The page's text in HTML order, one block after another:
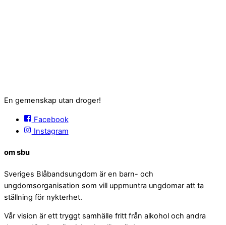
En gemenskap utan droger!
Facebook
Instagram
om sbu
Sveriges Blåbandsungdom är en barn- och
ungdomsorganisation som vill uppmuntra ungdomar att ta
ställning för nykterhet.
Vår vision är ett tryggt samhälle fritt från alkohol och andra